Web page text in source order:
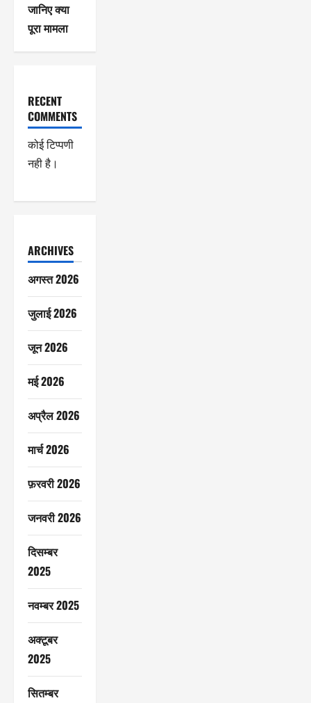
जानिए क्या
पूरा मामला
RECENT
COMMENTS
कोई टिप्पणी
नही है।
ARCHIVES
अगस्त 2026
जुलाई 2026
जून 2026
मई 2026
अप्रैल 2026
मार्च 2026
फ़रवरी 2026
जनवरी 2026
दिसम्बर
2025
नवम्बर 2025
अक्टूबर
2025
सितम्बर